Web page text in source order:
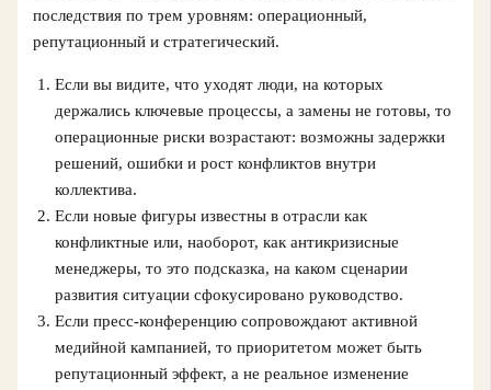
последствия по трем уровням: операционный,
репутационный и стратегический.
Если вы видите, что уходят люди, на которых
держались ключевые процессы, а замены не готовы, то
операционные риски возрастают: возможны задержки
решений, ошибки и рост конфликтов внутри
коллектива.
Если новые фигуры известны в отрасли как
конфликтные или, наоборот, как антикризисные
менеджеры, то это подсказка, на каком сценарии
развития ситуации сфокусировано руководство.
Если пресс-конференцию сопровождают активной
медийной кампанией, то приоритетом может быть
репутационный эффект, а не реальное изменение